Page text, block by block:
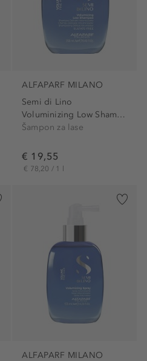
ALFAPARF MILANO
Semi di Lino
Voluminizing Low Shampoo
Šampon za lase
€ 19,55
€ 78,20 / 1 l
ALFAPARF MILANO